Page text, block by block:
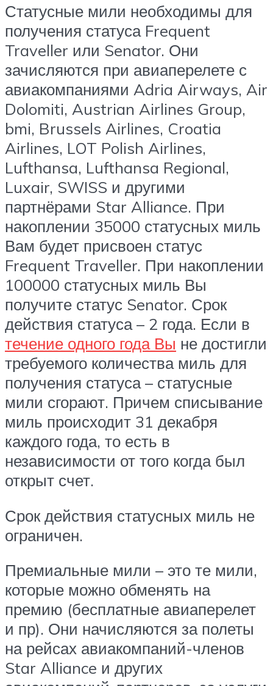
Статусные мили необходимы для
получения статуса Frequent
Traveller или Senator. Они
зачисляются при авиаперелете с
авиакомпаниями Adria Airways, Air
Dolomiti, Austrian Airlines Group,
bmi, Brussels Airlines, Croatia
Airlines, LOT Polish Airlines,
Lufthansa, Lufthansa Regional,
Luxair, SWISS и другими
партнёрами Star Alliance. При
накоплении 35000 статусных миль
Вам будет присвоен статус
Frequent Traveller. При накоплении
100000 статусных миль Вы
получите статус Senator. Срок
действия статуса – 2 года. Если в
течение одного года Вы не достигли
требуемого количества миль для
получения статуса – статусные
мили сгорают. Причем списывание
миль происходит 31 декабря
каждого года, то есть в
независимости от того когда был
открыт счет.
Срок действия статусных миль не
ограничен.
Премиальные мили – это те мили,
которые можно обменять на
премию (бесплатные авиаперелет
и пр). Они начисляются за полеты
на рейсах авиакомпаний-членов
Star Alliance и других